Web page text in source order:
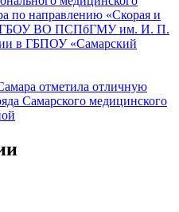
по направлению «Скорая и
ВО ПСПбГМУ им. И. П.
в ГБПОУ «Самарский
отметила отличную
Самарского медицинского